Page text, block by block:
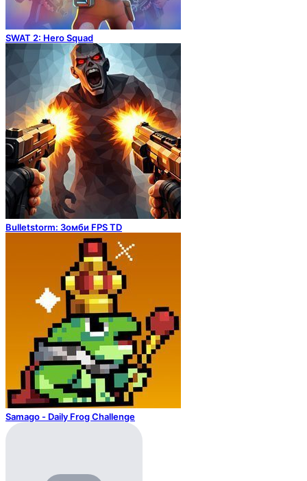
SWAT 2: Hero Squad
Bulletstorm: Зомби FPS TD
Samago - Daily Frog Challenge